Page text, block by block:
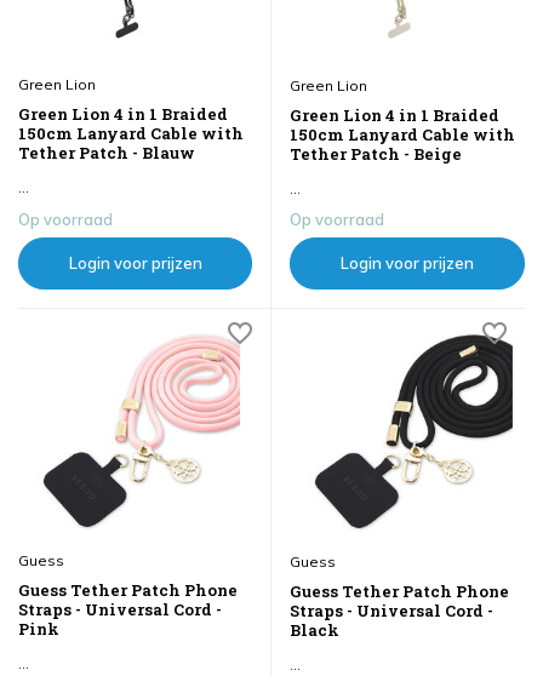
Green Lion
Green Lion 4 in 1 Braided
150cm Lanyard Cable with
Tether Patch - Blauw
...
Op voorraad
Login voor prijzen
Green Lion
Green Lion 4 in 1 Braided
150cm Lanyard Cable with
Tether Patch - Beige
...
Op voorraad
Login voor prijzen
Guess
Guess Tether Patch Phone
Straps - Universal Cord -
Pink
Guess
Guess Tether Patch Phone
Straps - Universal Cord -
Black